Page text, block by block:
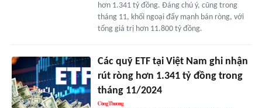
hơn 1.341 tỷ đồng. Đáng chú ý, cũng trong
tháng 11, khối ngoại đẩy mạnh bán ròng, với
tổng giá trị hơn 11.800 tỷ đồng.
Các quỹ ETF tại Việt Nam ghi nhận
rút ròng hơn 1.341 tỷ đồng trong
tháng 11/2024